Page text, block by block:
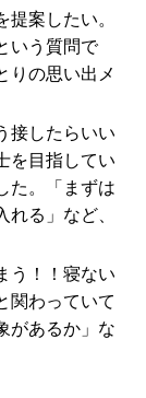
提案したい。
いう質問で
りの思い出メ
接したらいい
を目指してい
た。「まずは
る」など、
う！！寝ない
関わっていて
があるか」な